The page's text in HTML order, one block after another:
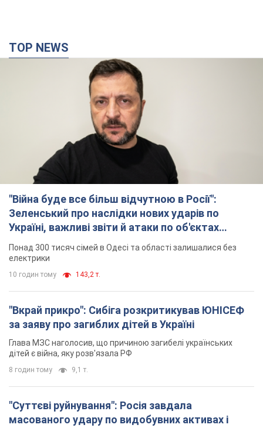
TOP NEWS
"Війна буде все більш відчутною в Росії":
Зеленський про наслідки нових ударів по
Україні, важливі звіти й атаки по об'єктах
ворога. Відео
Понад 300 тисяч сімей в Одесі та області залишалися без
електрики
10 годин тому 143,2 т.
"Вкрай прикро": Сибіга розкритикував ЮНІСЕФ
за заяву про загиблих дітей в Україні
Глава МЗС наголосив, що причиною загибелі українських
дітей є війна, яку розв'язала РФ
8 годин тому 9,1 т.
"Суттєві руйнування": Росія завдала
масованого удару по видобувних активах і